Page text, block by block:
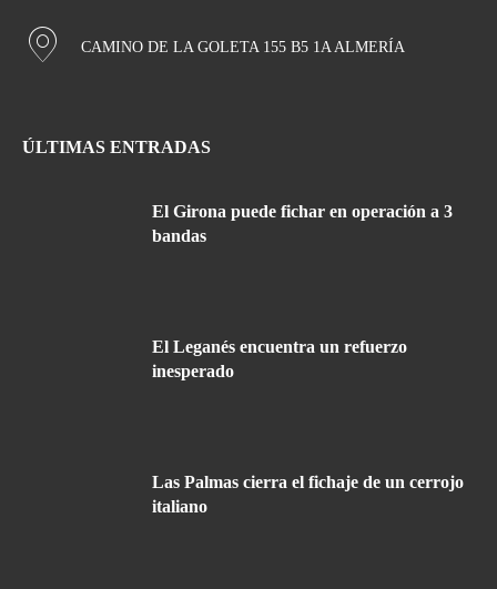
CAMINO DE LA GOLETA 155 B5 1A ALMERÍA
ÚLTIMAS ENTRADAS
El Girona puede fichar en operación a 3
bandas
El Leganés encuentra un refuerzo
inesperado
Las Palmas cierra el fichaje de un cerrojo
italiano